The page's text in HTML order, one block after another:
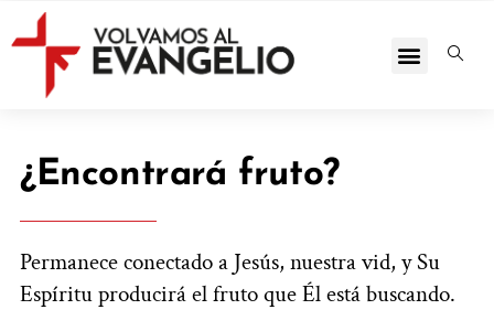
¿Encontrará fruto?
Permanece conectado a Jesús, nuestra vid, y Su
Espíritu producirá el fruto que Él está buscando.